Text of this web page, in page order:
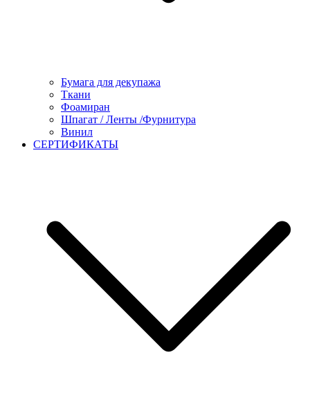
Бумага для декупажа
Ткани
Фоамиран
Шпагат / Ленты /Фурнитура
Винил
СЕРТИФИКАТЫ